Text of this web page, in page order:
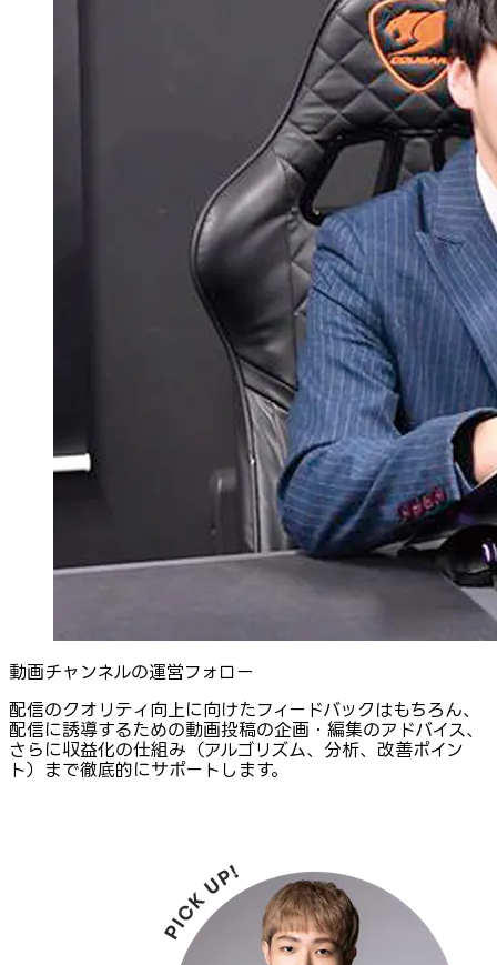
動画チャンネルの運営フォロー
配信のクオリティ向上に向けたフィードバックはもちろん、
配信に誘導するための動画投稿の企画・編集のアドバイス、
さらに収益化の仕組み（アルゴリズム、分析、改善ポイン
ト）まで徹底的にサポートします。